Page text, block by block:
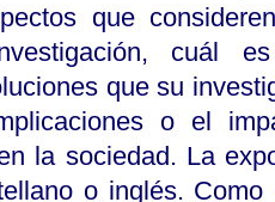
que
cuál
que su
o el
la sociedad. La
o inglés.